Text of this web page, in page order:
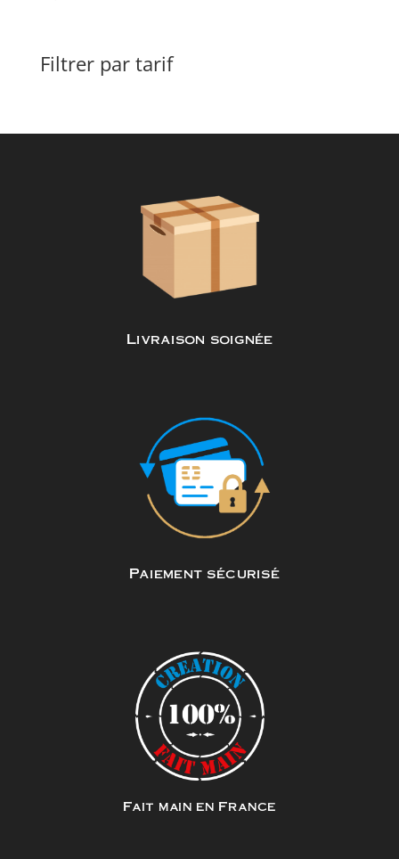
Filtrer par tarif
Livraison soignée
Paiement sécurisé
Fait main en France